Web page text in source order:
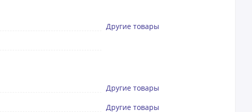
Другие товары
Другие товары
Другие товары